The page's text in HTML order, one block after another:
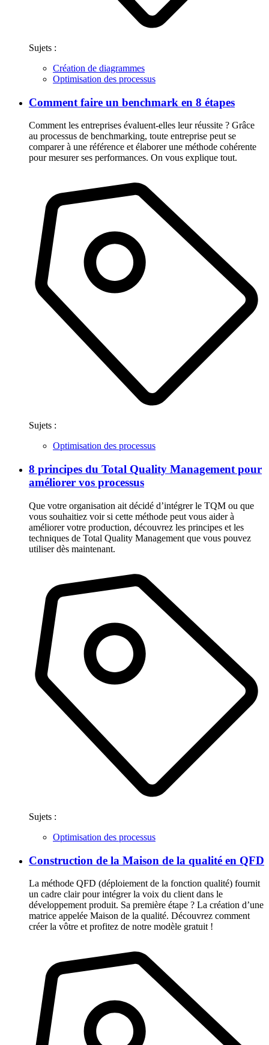
Sujets :
Création de diagrammes
Optimisation des processus
Comment faire un benchmark en 8 étapes
Comment les entreprises évaluent-elles leur réussite ? Grâce
au processus de benchmarking, toute entreprise peut se
comparer à une référence et élaborer une méthode cohérente
pour mesurer ses performances. On vous explique tout.
Sujets :
Optimisation des processus
8 principes du Total Quality Management pour
améliorer vos processus
Que votre organisation ait décidé d’intégrer le TQM ou que
vous souhaitiez voir si cette méthode peut vous aider à
améliorer votre production, découvrez les principes et les
techniques de Total Quality Management que vous pouvez
utiliser dès maintenant.
Sujets :
Optimisation des processus
Construction de la Maison de la qualité en QFD
La méthode QFD (déploiement de la fonction qualité) fournit
un cadre clair pour intégrer la voix du client dans le
développement produit. Sa première étape ? La création d’une
matrice appelée Maison de la qualité. Découvrez comment
créer la vôtre et profitez de notre modèle gratuit !